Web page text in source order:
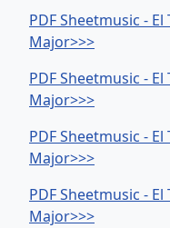
PDF Sheetmusic -
Major>>>
PDF Sheetmusic -
Major>>>
PDF Sheetmusic -
Major>>>
PDF Sheetmusic -
Major>>>